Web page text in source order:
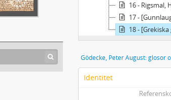
16 - Rigsmal,
17 -
18 -
Identitet